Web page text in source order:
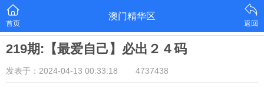
首页
澳门精华区
返回
219期:【最爱自己】必出２４码
发表于：2024-04-13 00:33:18 4737438